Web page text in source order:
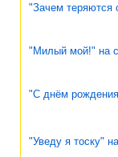
"Зачем
"Милый мой!" на
"С днём
"Уведу я тоску"